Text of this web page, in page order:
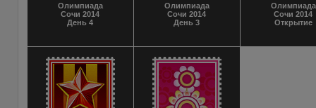
Олимпиада
Сочи 2014
День 4
Олимпиада
Сочи 2014
День 3
Олимпиада
Сочи 2014
Открытие